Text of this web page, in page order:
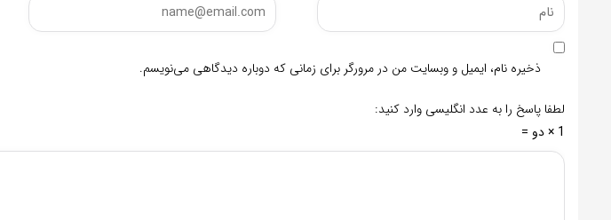
ذخیره نام، ایمیل و وبسایت من در مرورگر برای زمانی که دوباره دیدگاهی می‌نویسم.
لطفا پاسخ را به عدد انگلیسی وارد کنید:
1 × دو =